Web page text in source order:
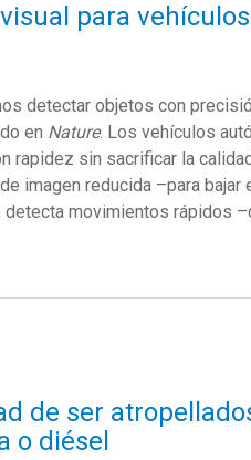
para
detectar objetos con
en Nature. Los vehículos
sin sacrificar la
imagen reducida –para bajar
movimientos rápidos
de ser
o diésel